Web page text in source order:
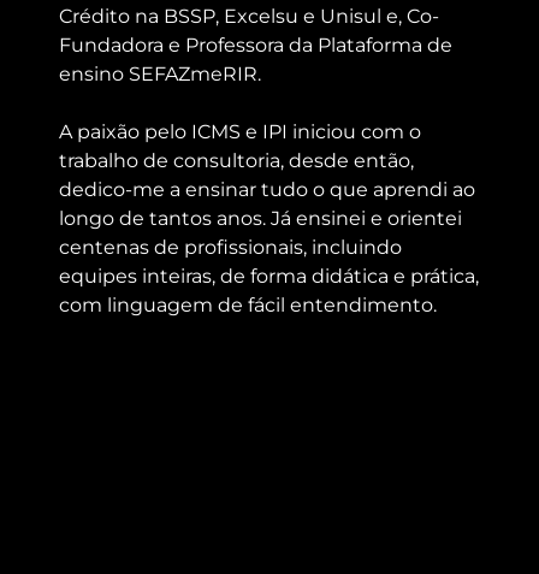
Crédito na BSSP, Excelsu e Unisul e, Co-
Fundadora e Professora da Plataforma de
ensino SEFAZmeRIR.
A paixão pelo ICMS e IPI iniciou com o
trabalho de consultoria, desde então,
dedico-me a ensinar tudo o que aprendi ao
longo de tantos anos. Já ensinei e orientei
centenas de profissionais, incluindo
equipes inteiras, de forma didática e prática,
com linguagem de fácil entendimento.